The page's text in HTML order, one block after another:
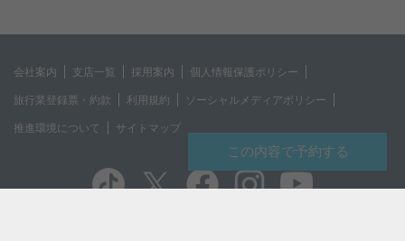
この内容で予約する
会社案内 支店一覧 採用案内 個人情報保護ポリシー
旅行業登録票・約款 利用規約 ソーシャルメディアポリシー
推進環境について サイトマップ